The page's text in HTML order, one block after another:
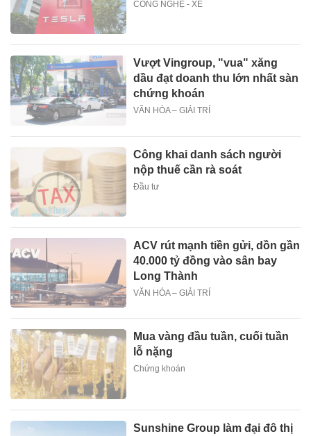
CÔNG NGHỆ - XE
Vượt Vingroup, "vua" xăng
dầu đạt doanh thu lớn nhất sàn
chứng khoán
VĂN HÓA – GIẢI TRÍ
Công khai danh sách người
nộp thuế cần rà soát
Đầu tư
ACV rút mạnh tiền gửi, dồn gần
40.000 tỷ đồng vào sân bay
Long Thành
VĂN HÓA – GIẢI TRÍ
Mua vàng đầu tuần, cuối tuần
lỗ nặng
Chứng khoán
Sunshine Group làm đại đô thị